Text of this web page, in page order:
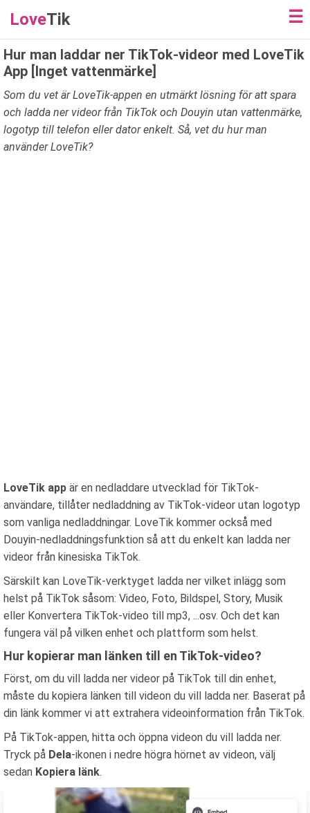
LoveTik ☰
Hur man laddar ner TikTok-videor med LoveTik
App [Inget vattenmärke]
Som du vet är LoveTik-appen en utmärkt lösning för att spara
och ladda ner videor från TikTok och Douyin utan vattenmärke,
logotyp till telefon eller dator enkelt. Så, vet du hur man
använder LoveTik?
LoveTik app är en nedladdare utvecklad för TikTok-
användare, tillåter nedladdning av TikTok-videor utan logotyp
som vanliga nedladdningar. LoveTik kommer också med
Douyin-nedladdningsfunktion så att du enkelt kan ladda ner
videor från kinesiska TikTok.
Särskilt kan LoveTik-verktyget ladda ner vilket inlägg som
helst på TikTok såsom: Video, Foto, Bildspel, Story, Musik
eller Konvertera TikTok-video till mp3, ...osv. Och det kan
fungera väl på vilken enhet och plattform som helst.
Hur kopierar man länken till en TikTok-video?
Först, om du vill ladda ner videor på TikTok till din enhet,
måste du kopiera länken till videon du vill ladda ner. Baserat på
din länk kommer vi att extrahera videoinformation från TikTok.
På TikTok-appen, hitta och öppna videon du vill ladda ner.
Tryck på Dela-ikonen i nedre högra hörnet av videon, välj
sedan Kopiera länk.